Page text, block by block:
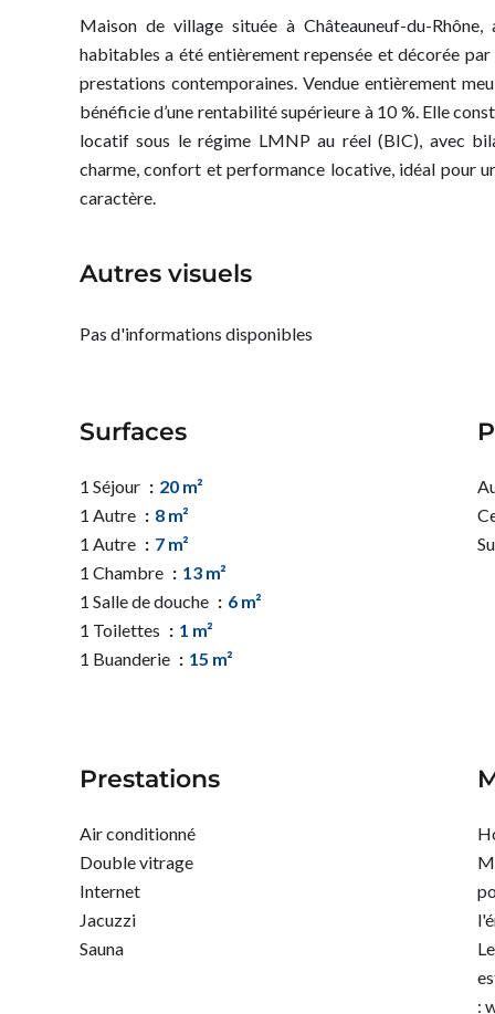
Maison de village située à Châteauneuf-du-
habitables a été entièrement repensée et décorée
prestations contemporaines. Vendue entièrement
bénéficie d’une rentabilité supérieure à 10 %. Elle
locatif sous le régime LMNP au réel (BIC), avec
charme, confort et performance locative, idéal pour
caractère.
Autres visuels
Pas d'informations disponibles
Surfaces
1 Séjour
20 m²
1 Autre
8 m²
1 Autre
7 m²
1 Chambre
13 m²
1 Salle de douche
6 m²
1 Toilettes
1 m²
1 Buanderie
15 m²
Prestations
Air conditionné
Double vitrage
Internet
Jacuzzi
Sauna
: